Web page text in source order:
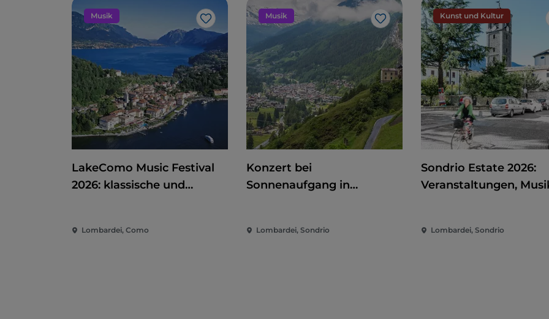
Musik
Like
LakeComo Music Festival
2026: klassische und
am Comer See
Lombardei, Como
Musik
Like
Konzert bei
Sonnenaufgang in
Lombardei, Sondrio
Kunst und Kultur
Sondrio Estate 2026:
Veranstaltungen,
Lombardei, Sondrio